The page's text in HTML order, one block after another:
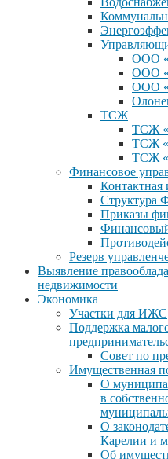
ООО
ООО
ООО
ТСЖ
ТСЖ
ТСЖ
ТСЖ
Финансовое
Структура
Приказы
Резерв
Выявление
недвижимости
Экономика
Участки для ИЖС
Поддержка
Совет по
Имущественная
О
в
О
Карелии и
Об